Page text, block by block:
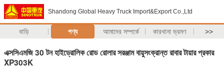
Shandong Global Heavy Truck Import&Export Co.,Ltd
বাড়ি পণ্য আমাদের সম্পর্কে কারখানা ভ্রমণ >>
এক্সসিএমজি 30 টন হাইড্রোলিক রোড রোলার সরঞ্জাম বায়ুসংক্রান্ত রাবার টায়ার প্রকার
XP303K